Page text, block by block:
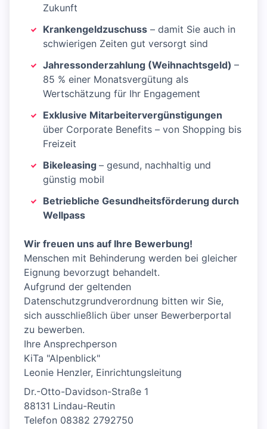
Zukunft
Krankengeldzuschuss – damit Sie auch in
schwierigen Zeiten gut versorgt sind
Jahressonderzahlung (Weihnachtsgeld) –
85 % einer Monatsvergütung als
Wertschätzung für Ihr Engagement
Exklusive Mitarbeitervergünstigungen
über Corporate Benefits – von Shopping bis
Freizeit
Bikeleasing – gesund, nachhaltig und
günstig mobil
Betriebliche Gesundheitsförderung durch
Wellpass
Wir freuen uns auf Ihre Bewerbung!
Menschen mit Behinderung werden bei gleicher
Eignung bevorzugt behandelt.
Aufgrund der geltenden
Datenschutzgrundverordnung bitten wir Sie,
sich ausschließlich über unser Bewerberportal
zu bewerben.
Ihre Ansprechperson
KiTa "Alpenblick"
Leonie Henzler, Einrichtungsleitung
Dr.-Otto-Davidson-Straße 1
88131 Lindau-Reutin
Telefon 08382 2792750